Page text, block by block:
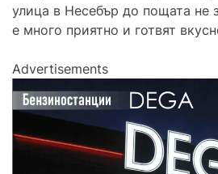
улица в Несебър до пощата не
е много приятно и готвят
Advertisements